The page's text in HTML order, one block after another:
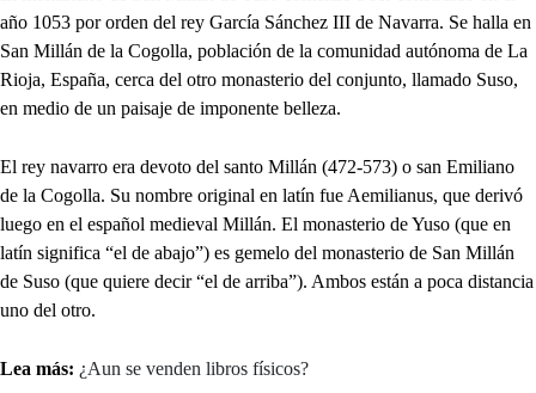
año 1053 por orden del rey García Sánchez III de Navarra. Se halla en
San Millán de la Cogolla, población de la comunidad autónoma de La
Rioja, España, cerca del otro monasterio del conjunto, llamado Suso,
en medio de un paisaje de imponente belleza.
El rey navarro era devoto del santo Millán (472-573) o san Emiliano
de la Cogolla. Su nombre original en latín fue Aemilianus, que derivó
luego en el español medieval Millán. El monasterio de Yuso (que en
latín significa “el de abajo”) es gemelo del monasterio de San Millán
de Suso (que quiere decir “el de arriba”). Ambos están a poca distancia
uno del otro.
Lea más: ¿Aun se venden libros físicos?